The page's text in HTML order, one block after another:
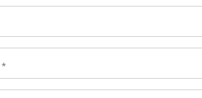
*